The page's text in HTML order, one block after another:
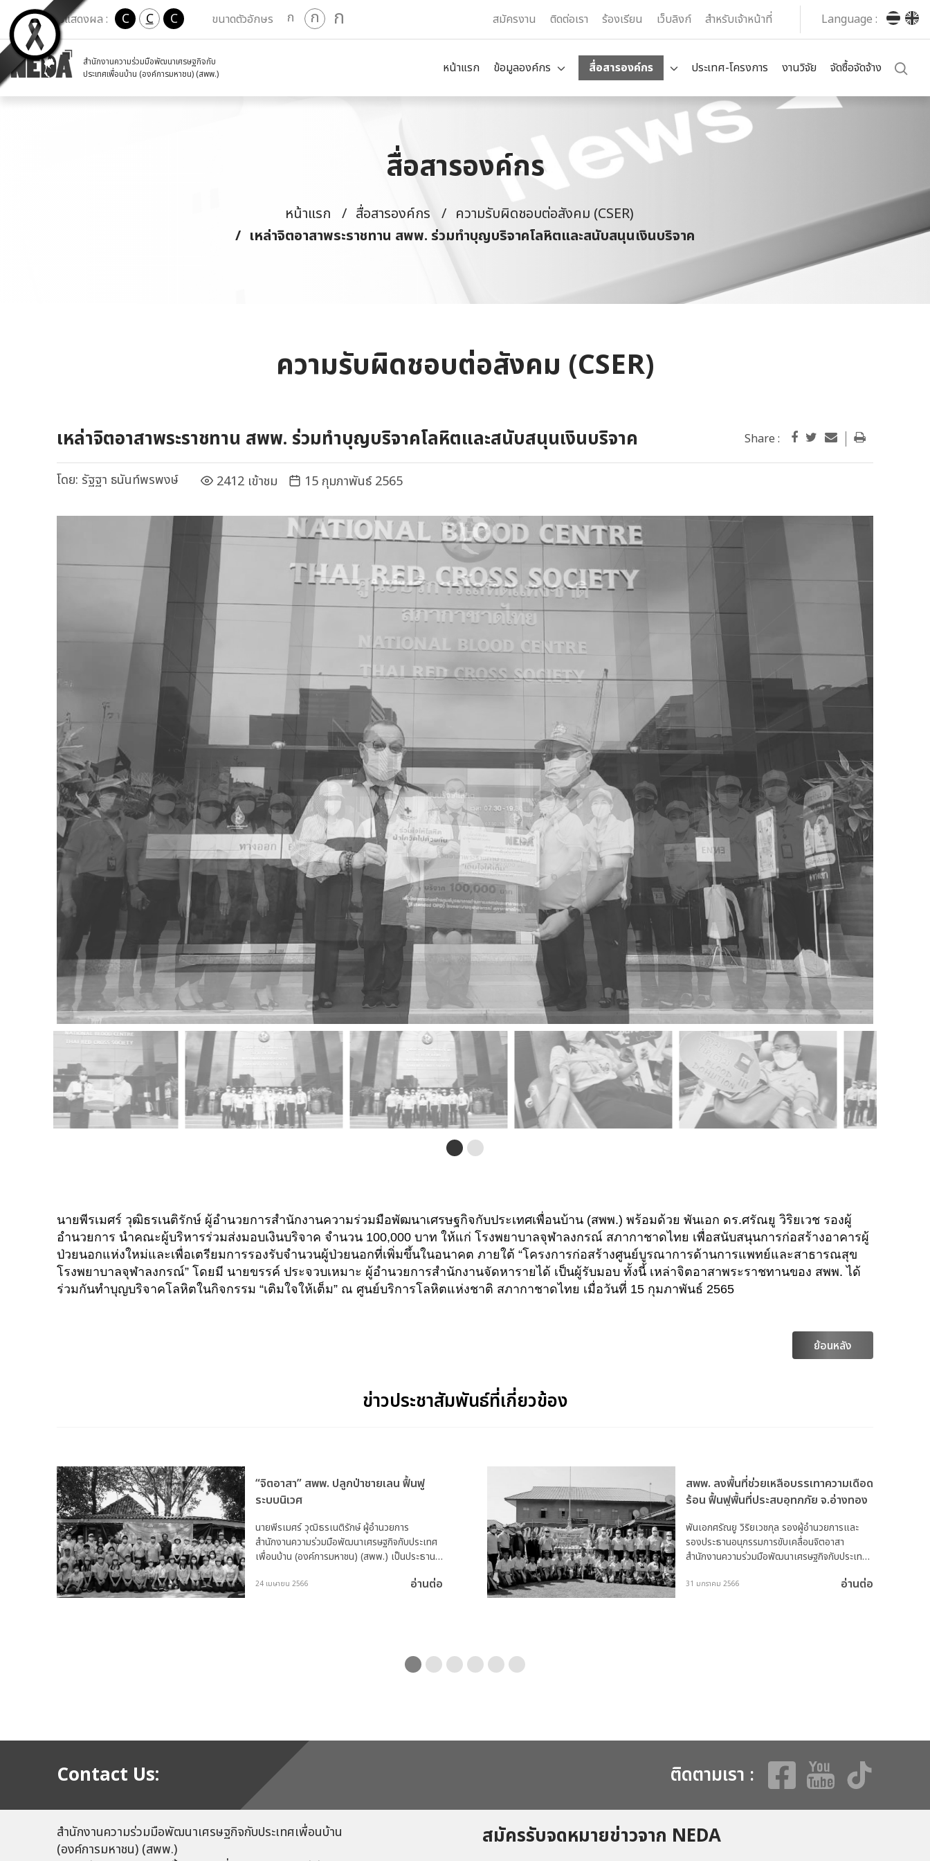
เปลี่ยนการแสดงผล : C C C ขนาดตัวอักษร ก ก ก สมัครงาน ติดต่อเรา ร้องเรียน เว็บลิงก์ สำหรับเจ้าหน้าที่ Language :
สำนักงานความร่วมมือพัฒนาเศรษฐกิจกับ
ประเทศเพื่อนบ้าน (องค์การมหาชน) (สพพ.)
หน้าแรก ข้อมูลองค์กร สื่อสารองค์กร ประเทศ-โครงการ งานวิจัย จัดซื้อจัดจ้าง
สื่อสารองค์กร
หน้าแรก สื่อสารองค์กร
ความรับผิดชอบต่อสังคม (CSER)
เหล่าจิตอาสาพระราชทาน สพพ. ร่วมทำบุญบริจาคโลหิตและสนับสนุนเงินบริจาค
ความรับผิดชอบต่อสังคม (CSER)
เหล่าจิตอาสาพระราชทาน สพพ. ร่วมทำบุญบริจาคโลหิตและสนับสนุนเงินบริจาค Share :
โดย: รัฐฐา ธนันท์พรพงษ์ 2412 เข้าชม 15 กุมภาพันธ์ 2565
นายพีรเมศร์ วุฒิธรเนติรักษ์ ผู้อำนวยการสำนักงานความร่วมมือพัฒนาเศรษฐกิจกับประเทศเพื่อนบ้าน (สพพ.) พร้อมด้วย พันเอก ดร.ศรัณยู วิริยเวช รองผู้
อำนวยการ นำคณะผู้บริหารร่วมส่งมอบเงินบริจาค จำนวน 100,000 บาท ให้แก่ โรงพยาบาลจุฬาลงกรณ์ สภากาชาดไทย เพื่อสนับสนุนการก่อสร้างอาคารผู้
ป่วยนอกแห่งใหม่และเพื่อเตรียมการรองรับจำนวนผู้ป่วยนอกที่เพิ่มขึ้นในอนาคต ภายใต้ “โครงการก่อสร้างศูนย์บูรณาการด้านการแพทย์และสาธารณสุข
โรงพยาบาลจุฬาลงกรณ์” โดยมี นายขรรค์ ประจวบเหมาะ ผู้อำนวยการสำนักงานจัดหารายได้ เป็นผู้รับมอบ ทั้งนี้ เหล่าจิตอาสาพระราชทานของ สพพ. ได้
ร่วมกันทำบุญบริจาคโลหิตในกิจกรรม “เติมใจให้เต็ม” ณ ศูนย์บริการโลหิตแห่งชาติ สภากาชาดไทย เมื่อวันที่ 15 กุมภาพันธ์ 2565
ย้อนหลัง
ข่าวประชาสัมพันธ์ที่เกี่ยวข้อง
“จิตอาสา” สพพ. ปลูกป่าชายเลน ฟื้นฟู
ระบบนิเวศ
นายพีรเมศร์ วุฒิธรเนติรักษ์ ผู้อำนวยการ
สำนักงานความร่วมมือพัฒนาเศรษฐกิจกับประเทศ
เพื่อนบ้าน (องค์การมหาชน) (สพพ.) เป็นประธาน
เพื่อความสุขของประชาชน พร้อมด้วย พันเอก
ชายเลนคลองโคน เพื่อฟื้นฟูระบบนิเวศให้เติบโต
อย่างยั่งยืน โดยมีคณะผู้บริหารและพนักงานกว่า
ต.คลองโคน อ.เมือง จ.สมุทรสงคราม เมื่อวันที่ 21
เมษายน 2566
24 เมษายน 2566 อ่านต่อ
สพพ. ลงพื้นที่ช่วยเหลือบรรเทาความเดือด
ร้อน ฟื้นฟูพื้นที่ประสบอุทกภัย จ.อ่างทอง
พันเอกศรัณยู วิริยเวชกุล รองผู้อำนวยการและ
รองประธานอนุกรรมการขับเคลื่อนจิตอาสา
สำนักงานความร่วมมือพัฒนาเศรษฐกิจกับประเทศ
ลงพื้นที่ช่วยเหลือบรรเทา ความเดือดร้อน ฟื้นฟู
ประกอบอาหาร และน้ำยาทำความสะอาด เมื่อวันที่
31 มกราคม 2566
31 มกราคม 2566 อ่านต่อ
Contact Us:
สำนักงานความร่วมมือพัฒนาเศรษฐกิจกับประเทศเพื่อนบ้าน
(องค์การมหาชน) (สพพ.)
ติดตามเรา :
สมัครรับจดหมายข่าวจาก NEDA